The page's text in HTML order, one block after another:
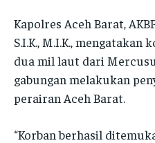
MAJALAH TBN
SATKER
RO LOG
MAJALAH TBN
SATKER
RO LOG
MAJALAH TBN
SATKER
IDWASDA
MAJALAH TBN
SATKER
IDWASDA
Kapolres Aceh Barat,
S.I.K., M.I.K.,
dua mil laut dari
gabungan melakukan
perairan Aceh Barat.
“Korban berhasil